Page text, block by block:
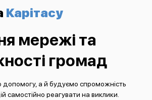
Карітасу
мережі та
громад
а й будуємо спроможність
самостійно реагувати на виклики.